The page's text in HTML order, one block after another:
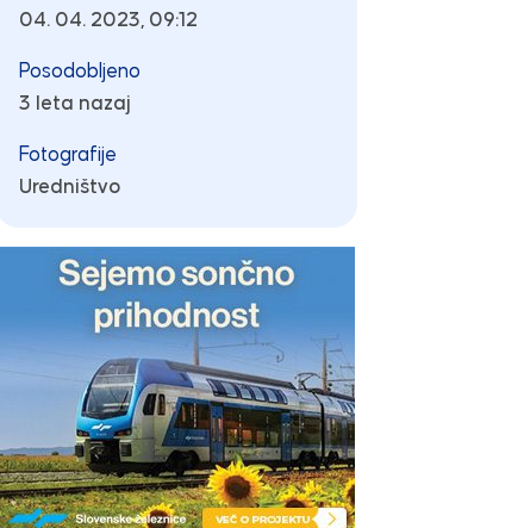
04. 04. 2023, 09:12
Posodobljeno
3 leta nazaj
Fotografije
Uredništvo